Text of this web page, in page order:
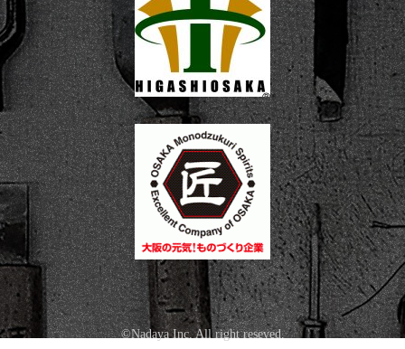
©Nadaya Inc. All right reseved.